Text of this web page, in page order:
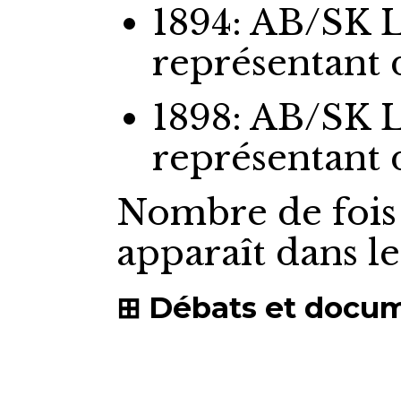
1894: AB/SK
représentant
1898: AB/SK
représentant
Nombre de
apparaît dans
Débats et